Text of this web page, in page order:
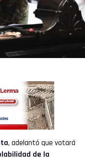
, adelantó que votará
de la